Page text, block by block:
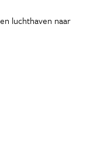
luchthaven naar